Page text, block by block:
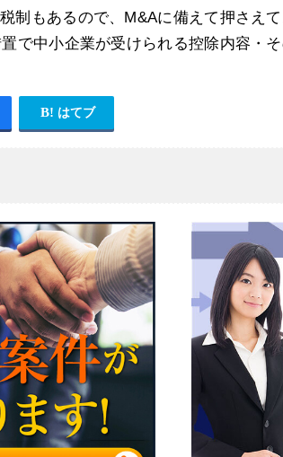
制もあるので、M&Aに備えて押さえて
で中小企業が受けられる控除内容・
はてブ
編投資損失準備金の改訂による変更点と対象
るメリット
税措置で中小企業が受けられる控除内容
税制改正案
】
相談先